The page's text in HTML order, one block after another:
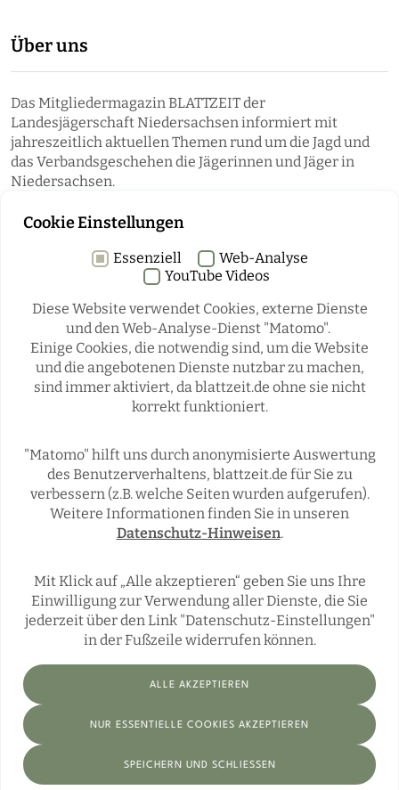
Über uns
Das Mitgliedermagazin BLATTZEIT der
Landesjägerschaft Niedersachsen informiert mit
jahreszeitlich aktuellen Themen rund um die Jagd und
das Verbandsgeschehen die Jägerinnen und Jäger in
Niedersachsen.
Rubriken
ÜBERREGIONAL
REPORTAGEN
WILDTIERE
ÜBRIGENS
© Blattzeit 2026 Alle Rechte vorbehalten
Impressum Datenschutz-Einstellungen
Cookie Einstellungen
Essenziell
Web-Analyse
YouTube Videos
Diese Website verwendet Cookies, externe Dienste
und den Web-Analyse-Dienst "Matomo".
Einige Cookies, die notwendig sind, um die Website
und die angebotenen Dienste nutzbar zu machen,
sind immer aktiviert, da blattzeit.de ohne sie nicht
korrekt funktioniert.
"Matomo" hilft uns durch anonymisierte Auswertung
des Benutzerverhaltens, blattzeit.de für Sie zu
verbessern (z.B. welche Seiten wurden aufgerufen).
Weitere Informationen finden Sie in unseren
Datenschutz-Hinweisen.
Mit Klick auf „Alle akzeptieren“ geben Sie uns Ihre
Einwilligung zur Verwendung aller Dienste, die Sie
jederzeit über den Link "Datenschutz-Einstellungen"
in der Fußzeile widerrufen können.
ALLE AKZEPTIEREN
NUR ESSENTIELLE COOKIES AKZEPTIEREN
SPEICHERN UND SCHLIESSEN